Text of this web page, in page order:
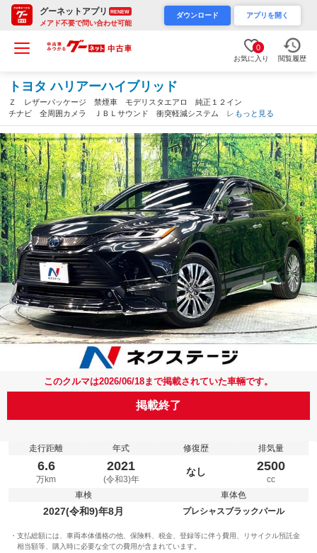
グーネットアプリ RENEW
メアド不要で問い合わせ可能
ダウンロード アプリを開く
0
お気に入り 閲覧履歴
トヨタ ハリアーハイブリッド
Ｚ レザーパッケージ 禁煙車 モデリスタエアロ 純正１２イン
チナビ 全周囲カメラ ＪＢＬサウンド 衝突軽減システム レー
ダークルーズ フルセグ ドラレコ一体型デジタルインナーミラ
ー ＥＴＣ Ｂｌｕｅｔｏｏｔｈ レザーシート（福岡県）
もっと見る
このクルマは2026/06/18まで掲載されていた車輛です。
掲載終了
走行距離
6.6
万km
年式
2021
(令和3)年
修復歴
なし
排気量
2500
cc
車検
2027(令和9)年8月
車体色
プレシャスブラックパール
支払総額には、車両本体価格の他、保険料、税金、登録等に伴う費用、リサイクル預託金
相当額等、購入時に必要な全ての費用が含まれています。